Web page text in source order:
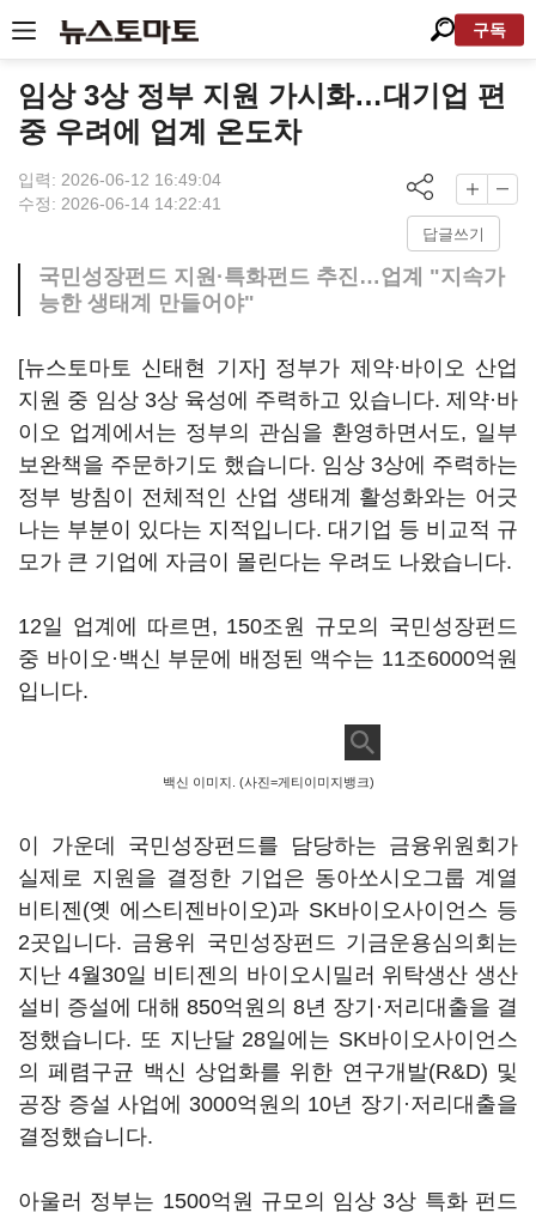
구독
임상 3상 정부 지원 가시화…대기업 편
중 우려에 업계 온도차
입력: 2026-06-12 16:49:04
수정: 2026-06-14 14:22:41
답글쓰기
국민성장펀드 지원·특화펀드 추진…업계 "지속가
능한 생태계 만들어야"
[뉴스토마토 신태현 기자] 정부가 제약·바이오 산업
지원 중 임상 3상 육성에 주력하고 있습니다. 제약·바
이오 업계에서는 정부의 관심을 환영하면서도, 일부
보완책을 주문하기도 했습니다. 임상 3상에 주력하는
정부 방침이 전체적인 산업 생태계 활성화와는 어긋
나는 부분이 있다는 지적입니다. 대기업 등 비교적 규
모가 큰 기업에 자금이 몰린다는 우려도 나왔습니다.
12일 업계에 따르면, 150조원 규모의 국민성장펀드
중 바이오·백신 부문에 배정된 액수는 11조6000억원
입니다.
백신 이미지. (사진=게티이미지뱅크)
이 가운데 국민성장펀드를 담당하는 금융위원회가
실제로 지원을 결정한 기업은 동아쏘시오그룹 계열
비티젠(옛 에스티젠바이오)과 SK바이오사이언스 등
2곳입니다. 금융위 국민성장펀드 기금운용심의회는
지난 4월30일 비티젠의 바이오시밀러 위탁생산 생산
설비 증설에 대해 850억원의 8년 장기·저리대출을 결
정했습니다. 또 지난달 28일에는 SK바이오사이언스
의 페렴구균 백신 상업화를 위한 연구개발(R&D) 및
공장 증설 사업에 3000억원의 10년 장기·저리대출을
결정했습니다.
아울러 정부는 1500억원 규모의 임상 3상 특화 펀드